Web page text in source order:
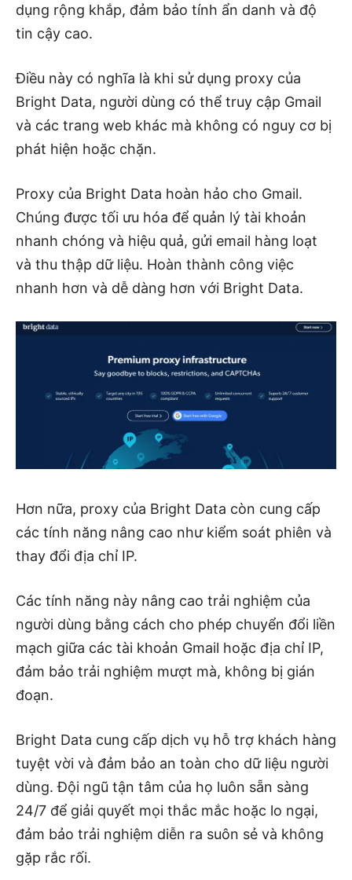
dụng rộng khắp, đảm bảo tính ẩn danh và độ
tin cậy cao.
Điều này có nghĩa là khi sử dụng proxy của
Bright Data, người dùng có thể truy cập Gmail
và các trang web khác mà không có nguy cơ bị
phát hiện hoặc chặn.
Proxy của Bright Data hoàn hảo cho Gmail.
Chúng được tối ưu hóa để quản lý tài khoản
nhanh chóng và hiệu quả, gửi email hàng loạt
và thu thập dữ liệu. Hoàn thành công việc
nhanh hơn và dễ dàng hơn với Bright Data.
Hơn nữa, proxy của Bright Data còn cung cấp
các tính năng nâng cao như kiểm soát phiên và
thay đổi địa chỉ IP.
Các tính năng này nâng cao trải nghiệm của
người dùng bằng cách cho phép chuyển đổi liền
mạch giữa các tài khoản Gmail hoặc địa chỉ IP,
đảm bảo trải nghiệm mượt mà, không bị gián
đoạn.
Bright Data cung cấp dịch vụ hỗ trợ khách hàng
tuyệt vời và đảm bảo an toàn cho dữ liệu người
dùng. Đội ngũ tận tâm của họ luôn sẵn sàng
24/7 để giải quyết mọi thắc mắc hoặc lo ngại,
đảm bảo trải nghiệm diễn ra suôn sẻ và không
gặp rắc rối.